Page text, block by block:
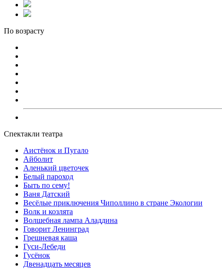
По возрасту
Спектакли театра
Аистёнок и Пугало
Айболит
Аленький цветочек
Белый пароход
Быть по сему!
Ваня Датский
Весёлые приключения Чиполлино в стране Экологии
Волк и козлята
Волшебная лампа Аладдина
Говорит Ленинград
Грешневая каша
Гуси-Лебеди
Гусёнок
Двенадцать месяцев